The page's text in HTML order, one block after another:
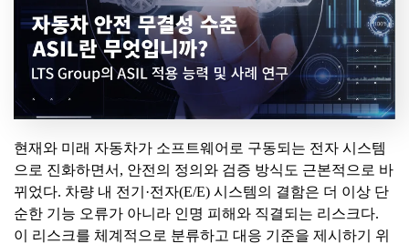
현재와 미래 자동차가 소프트웨어로 구동되는 전자 시스템
으로 진화하면서, 안전의 정의와 검증 방식도 근본적으로 바
뀌었다. 차량 내 전기·전자(E/E) 시스템의 결함은 더 이상 단
순한 기능 오류가 아니라 인명 피해와 직결되는 리스크다.
이 리스크를 체계적으로 분류하고 대응 기준을 제시하기 위